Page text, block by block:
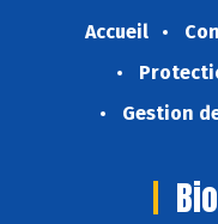
Accueil
Gestion